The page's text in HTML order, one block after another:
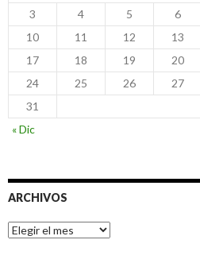
3
4 5 6
10
11 12 13
17
18 19 20
24
25 26 27
31
« Dic
ARCHIVOS
Archivos